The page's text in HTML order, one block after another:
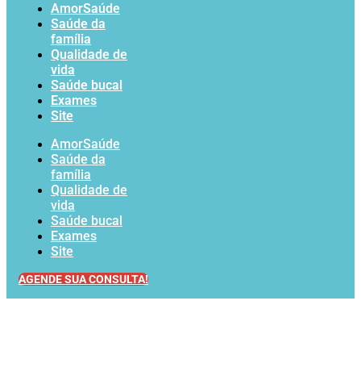
AmorSaúde
Saúde da
família
Qualidade de
vida
Saúde bucal
Exames
Site
AmorSaúde
Saúde da
família
Qualidade de
vida
Saúde bucal
Exames
Site
AGENDE SUA CONSULTA!